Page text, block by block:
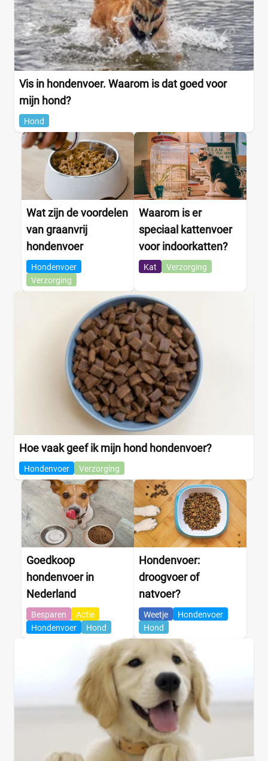
Vis in hondenvoer. Waarom is dat goed voor
mijn hond?
Hond
Wat zijn de voordelen
van graanvrij
hondenvoer
Hondenvoer
Verzorging
Waarom is er
speciaal kattenvoer
voor indoorkatten?
Kat Verzorging
Hoe vaak geef ik mijn hond hondenvoer?
Hondenvoer Verzorging
Goedkoop
hondenvoer in
Nederland
Besparen
Actie
Hondenvoer
Hond
Hondenvoer:
droogvoer of
natvoer?
Weetje
Hondenvoer
Hond